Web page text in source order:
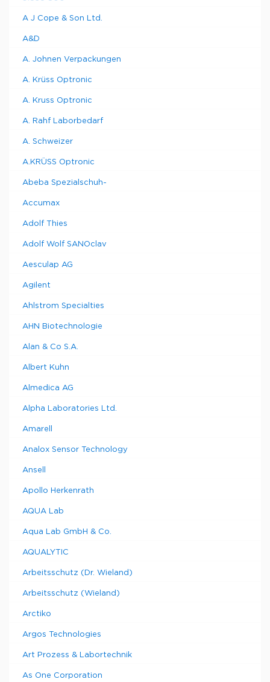
A J Cope & Son Ltd.
A&D
A. Johnen Verpackungen
A. Krüss Optronic
A. Kruss Optronic
A. Rahf Laborbedarf
A. Schweizer
A.KRÜSS Optronic
Abeba Spezialschuh-
Accumax
Adolf Thies
Adolf Wolf SANOclav
Aesculap AG
Agilent
Ahlstrom Specialties
AHN Biotechnologie
Alan & Co S.A.
Albert Kuhn
Almedica AG
Alpha Laboratories Ltd.
Amarell
Analox Sensor Technology
Ansell
Apollo Herkenrath
AQUA Lab
Aqua Lab GmbH & Co.
AQUALYTIC
Arbeitsschutz (Dr. Wieland)
Arbeitsschutz (Wieland)
Arctiko
Argos Technologies
Art Prozess & Labortechnik
As One Corporation